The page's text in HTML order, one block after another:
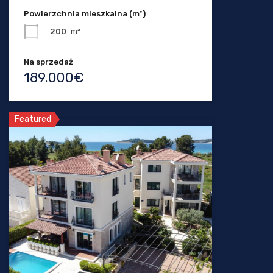
Powierzchnia mieszkalna (m²)
200 m²
Na sprzedaż
189.000€
Featured